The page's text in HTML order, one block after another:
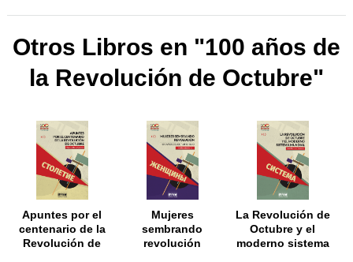
Otros Libros en "100 años de
la Revolución de Octubre"
Apuntes por el
centenario de la
Revolución de
Mujeres
sembrando
revolución
La Revolución de
Octubre y el
moderno sistema